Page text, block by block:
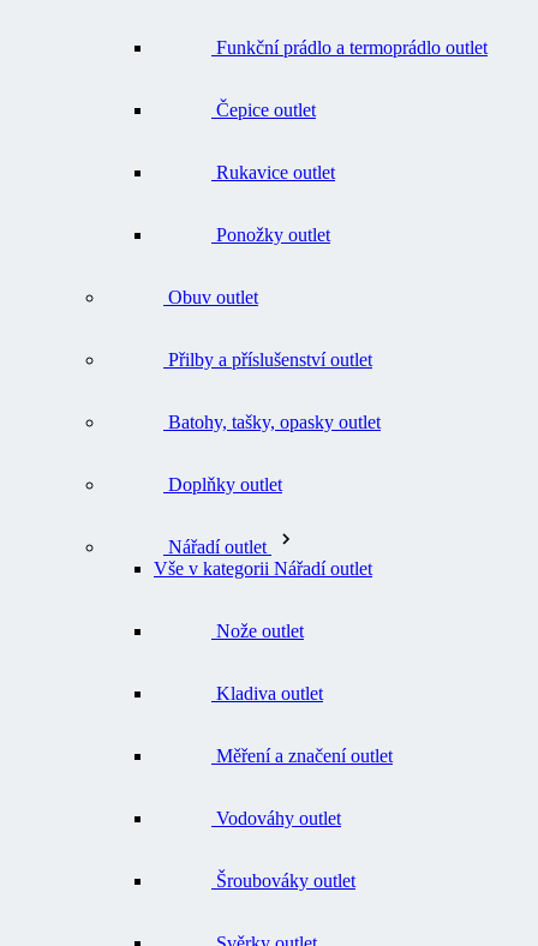
Vše v kategorii Nářadí outlet